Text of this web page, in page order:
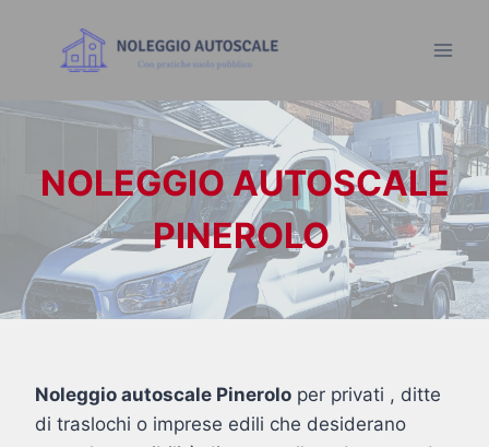
NOLEGGIO AUTOSCALE
PINEROLO
Noleggio autoscale Pinerolo per privati , ditte
di traslochi o imprese edili che desiderano